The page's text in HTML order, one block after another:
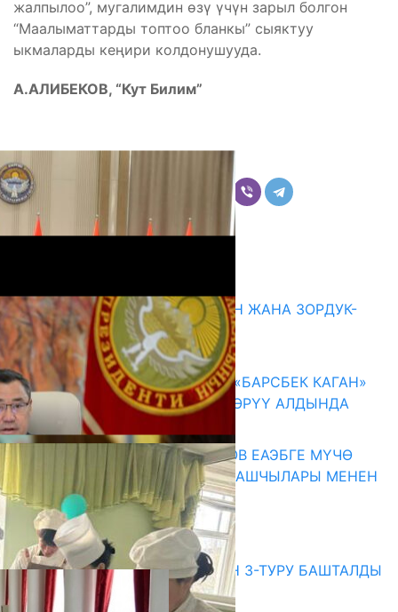
жалпылоо”, мугалимдин өзү үчүн зарыл болгон
“Маалыматтарды топтоо бланкы” сыяктуу
ыкмаларды кеңири колдонушууда.
А.АЛИБЕКОВ, “Кут Билим”
Комментарийлер
ГЕНДЕРДИК БАСМЫРЛООДОН ЖАНА ЗОРДУК-
ЗОМБУЛУКТАН КОРГОО
07.08.2026
КЫРГЫЗ ТАРЫХЫ ТАСМАДА: «БАРСБЕК КАГАН»
КӨРКӨМ ТАСМАСЫ ЖАРЫК КӨРҮҮ АЛДЫНДА
07.08.2026
ПРЕЗИДЕНТ САДЫР ЖАПАРОВ ЕАЭБГЕ МҮЧӨ
МАМЛЕКЕТТЕРДИН ӨКМӨТ БАШЧЫЛАРЫ МЕНЕН
ЖОЛУГУШТУ
07.08.2026
Абитуриент
ЖОЖДОРГО КАБЫЛ АЛУУНУН 3-ТУРУ БАШТАЛДЫ
27.07.2026